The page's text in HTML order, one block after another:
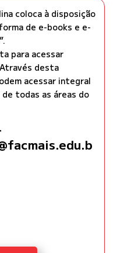
coloca à disposição
de e-books e e-
para acessar
desta
acessar integral
todas as áreas do